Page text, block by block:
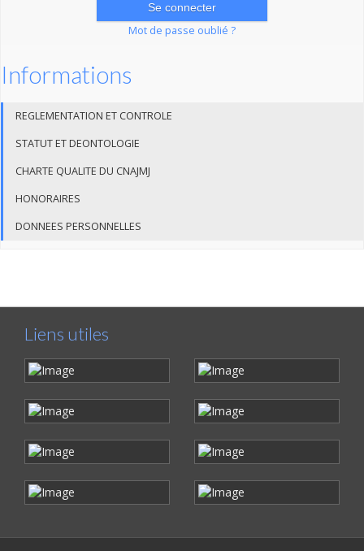
Mot de passe oublié ?
Informations
REGLEMENTATION ET CONTROLE
STATUT ET DEONTOLOGIE
CHARTE QUALITE DU CNAJMJ
HONORAIRES
DONNEES PERSONNELLES
Liens utiles